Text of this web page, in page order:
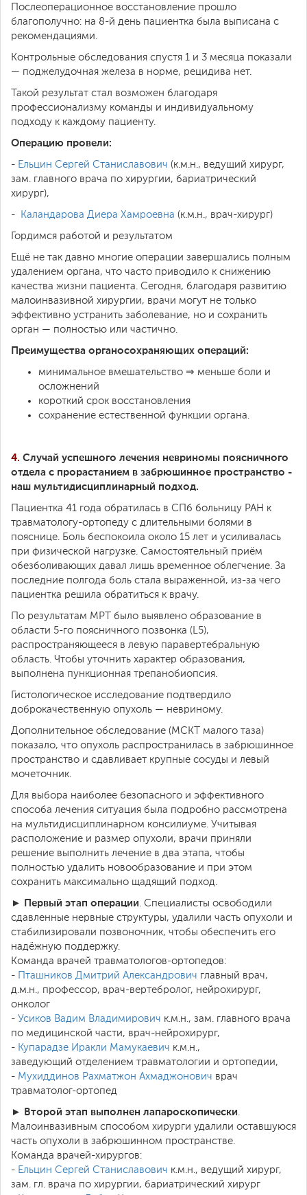
Послеоперационное восстановление прошло
благополучно: на 8-й день пациентка была выписана с
рекомендациями.
Контрольные обследования спустя 1 и 3 месяца показали
— поджелудочная железа в норме, рецидива нет.
Такой результат стал возможен благодаря
профессионализму команды и индивидуальному
подходу к каждому пациенту.
Операцию провели:
- Ельцин Сергей Станиславович (к.м.н., ведущий хирург,
зам. главного врача по хирургии, бариатрический
хирург),
- Каландарова Диера Хамроевна (к.м.н., врач-хирург)
Гордимся работой и результатом
Ещё не так давно многие операции завершались полным
удалением органа, что часто приводило к снижению
качества жизни пациента. Сегодня, благодаря развитию
малоинвазивной хирургии, врачи могут не только
эффективно устранить заболевание, но и сохранить
орган — полностью или частично.
Преимущества органосохраняющих операций:
минимальное вмешательство ⇒ меньше боли и
осложнений
короткий срок восстановления
сохранение естественной функции органа.
4. Случай успешного лечения невриномы поясничного
отдела с прорастанием в забрюшинное пространство -
наш мультидисциплинарный подход.
Пациентка 41 года обратилась в СПб больницу РАН к
травматологу-ортопеду с длительными болями в
пояснице. Боль беспокоила около 15 лет и усиливалась
при физической нагрузке. Самостоятельный приём
обезболивающих давал лишь временное облегчение. За
последние полгода боль стала выраженной, из-за чего
пациентка решила обратиться к врачу.
По результатам МРТ было выявлено образование в
области 5-го поясничного позвонка (L5),
распространяющееся в левую паравертебральную
область. Чтобы уточнить характер образования,
выполнена пункционная трепанобиопсия.
Гистологическое исследование подтвердило
доброкачественную опухоль — невриному.
Дополнительное обследование (МСКТ малого таза)
показало, что опухоль распространилась в забрюшинное
пространство и сдавливает крупные сосуды и левый
мочеточник.
Для выбора наиболее безопасного и эффективного
способа лечения ситуация была подробно рассмотрена
на мультидисциплинарном консилиуме. Учитывая
расположение и размер опухоли, врачи приняли
решение выполнить лечение в два этапа, чтобы
полностью удалить новообразование и при этом
сохранить максимально щадящий подход.
► Первый этап операции . Специалисты освободили
сдавленные нервные структуры, удалили часть опухоли и
стабилизировали позвоночник, чтобы обеспечить его
надёжную поддержку.
Команда врачей травматологов-ортопедов:
-
Пташников Дмитрий Александрович главный врач,
д.м.н., профессор, врач-вертебролог, нейрохирург,
онколог
- Усиков Вадим Владимирович к.м.н., зам. главного врача
по медицинской части, врач-нейрохирург,
- Купарадзе Иракли Мамукаевич к.м.н.,
заведующий отделением травматологии и ортопедии,
- Мухиддинов Рахматжон Ахмаджонович врач
травматолог-ортопед
► Второй этап выполнен лапароскопически
Малоинвазивным способом хирурги удалили оставшуюся
часть опухоли в забрюшинном пространстве.
Команда врачей-хирургов:
- Ельцин Сергей Станиславович к.м.н., ведущий хирург,
зам. гл. врача по хирургии, бариатрический хирург